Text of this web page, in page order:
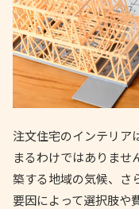
注文住宅のインテリア
まるわけではありませ
築する地域の気候、さ
要因によって選択肢や